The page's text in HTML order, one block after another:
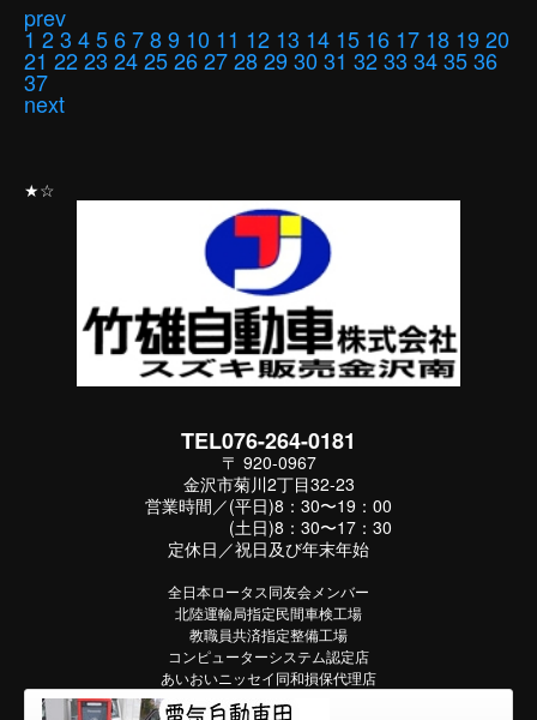
prev
1 23 456789 10 11 12 13 14 15 16 17 18 1920
21 2223 24252627282930 31 3233 343536
37
next
★☆
TEL076-264-0181
〒 920-0967
金沢市菊川2丁目32-23
営業時間／(平日)8：30〜19：00
(土日)8：30〜17：30
定休日／祝日及び年末年始
全日本ロータス同友会メンバー
北陸運輸局指定民間車検工場
教職員共済指定整備工場
コンピューターシステム認定店
あいおいニッセイ同和損保代理店